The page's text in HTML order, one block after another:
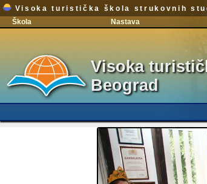
Visoka turistička škola strukovnih
Škola
Nastava
Visoka
Beograd